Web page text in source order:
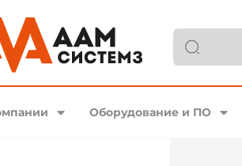
Оборудование и ПО